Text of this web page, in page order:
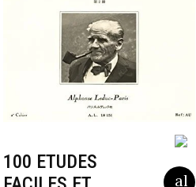
100 ETUDES